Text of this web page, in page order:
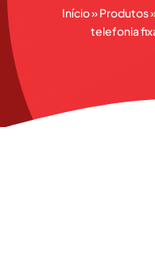
Início»Produtos
telefonia